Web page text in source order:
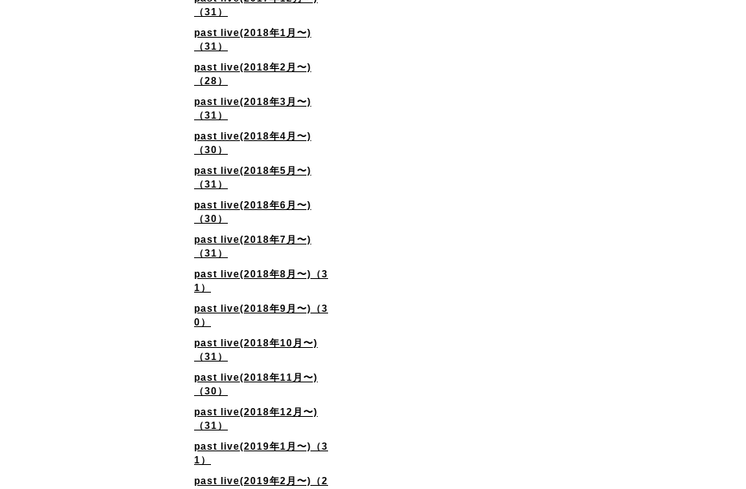
（31）
past live(2018年1月〜)
（31）
past live(2018年2月〜)
（28）
past live(2018年3月〜)
（31）
past live(2018年4月〜)
（30）
past live(2018年5月〜)
（31）
past live(2018年6月〜)
（30）
past live(2018年7月〜)
（31）
past live(2018年8月〜)（3
1）
past live(2018年9月〜)（3
0）
past live(2018年10月〜)
（31）
past live(2018年11月〜)
（30）
past live(2018年12月〜)
（31）
past live(2019年1月〜)（3
1）
past live(2019年2月〜)（2